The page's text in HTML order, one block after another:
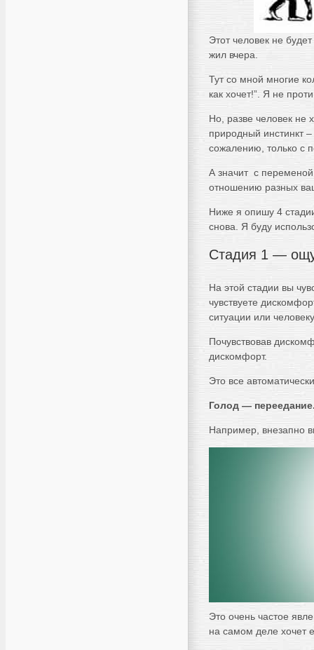
Этот человек не
жил вчера.
Тут со мной многие
как хочет!”. Я не
Но, разве человек не
природный инстинкт
сожалению, только с
А значит с переменой
отношению разных
Ниже я опишу 4
снова. Я буду
Стадия 1 —
На этой стадии вы
чувствуете
ситуации или
Почувствовав
дискомфорт.
Это все
Голод —
Например, внезапно
Это очень частое
на самом деле хочет